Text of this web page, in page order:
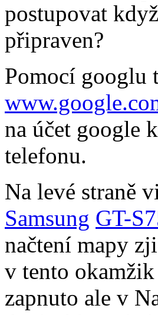
postupovat
připraven?
Pomocí googlu
na účet google
telefonu.
Na levé straně
Samsung GT-
načtení mapy
v tento
zapnuto ale v